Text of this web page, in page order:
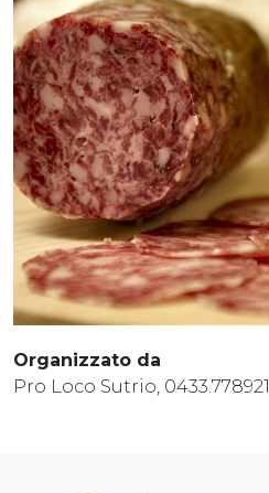
Organizzato da
Pro Loco Sutrio, 0433.778921